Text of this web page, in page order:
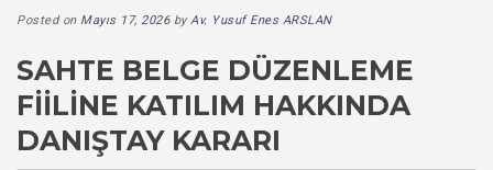
Posted on Mayıs 17, 2026byAv. Yusuf Enes ARSLAN
SAHTE BELGE DÜZENLEME
FIILINE KATILIM HAKKINDA
DANIŞTAY KARARI